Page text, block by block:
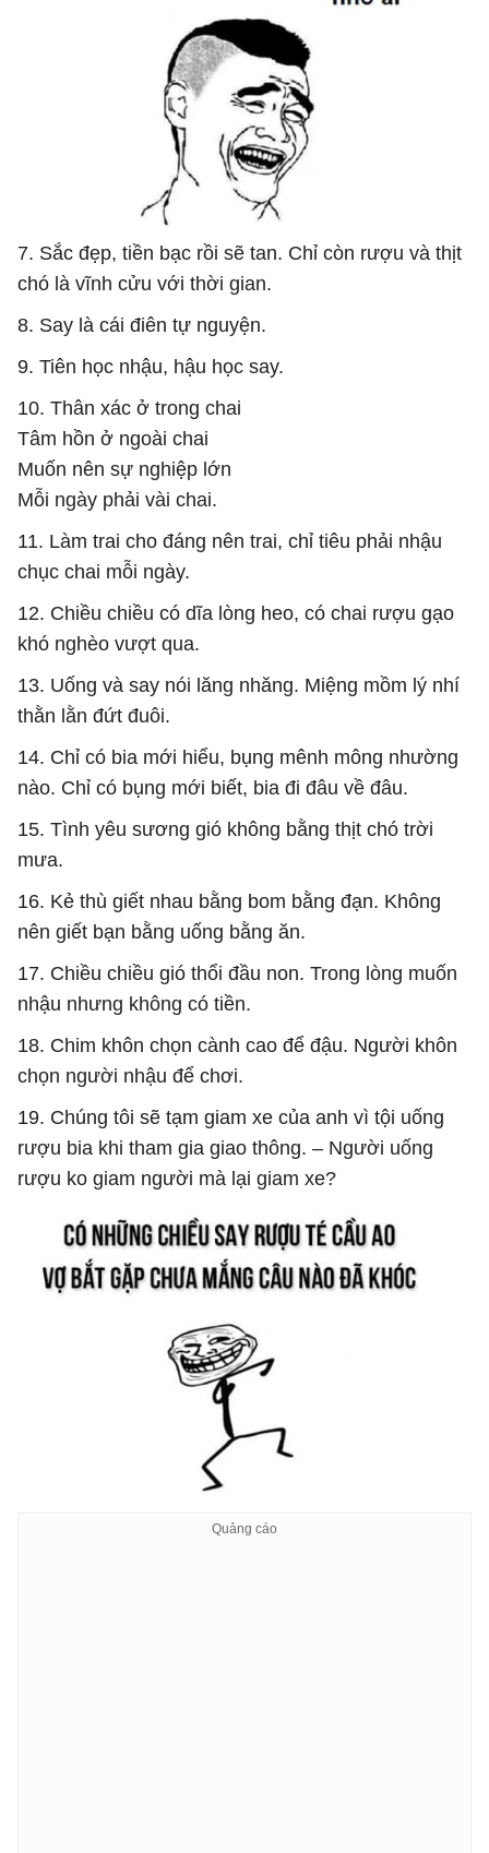
7. Sắc đẹp, tiền bạc rồi sẽ tan. Chỉ còn rượu và thịt
chó là vĩnh cửu với thời gian.
8. Say là cái điên tự nguyện.
9. Tiên học nhậu, hậu học say.
10. Thân xác ở trong chai
Tâm hồn ở ngoài chai
Muốn nên sự nghiệp lớn
Mỗi ngày phải vài chai.
11. Làm trai cho đáng nên trai, chỉ tiêu phải nhậu
chục chai mỗi ngày.
12. Chiều chiều có dĩa lòng heo, có chai rượu gạo
khó nghèo vượt qua.
13. Uống và say nói lăng nhăng. Miệng mồm lý nhí
thằn lằn đứt đuôi.
14. Chỉ có bia mới hiểu, bụng mênh mông nhường
nào. Chỉ có bụng mới biết, bia đi đâu về đâu.
15. Tình yêu sương gió không bằng thịt chó trời
mưa.
16. Kẻ thù giết nhau bằng bom bằng đạn. Không
nên giết bạn bằng uống bằng ăn.
17. Chiều chiều gió thổi đầu non. Trong lòng muốn
nhậu nhưng không có tiền.
18. Chim khôn chọn cành cao để đậu. Người khôn
chọn người nhậu để chơi.
19. Chúng tôi sẽ tạm giam xe của anh vì tội uống
rượu bia khi tham gia giao thông. – Người uống
rượu ko giam người mà lại giam xe?